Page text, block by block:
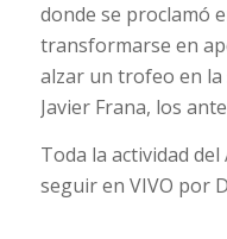
donde se proclamó
transformarse en
alzar un trofeo en la
Javier Frana, los
Toda la actividad del
seguir en VIVO por